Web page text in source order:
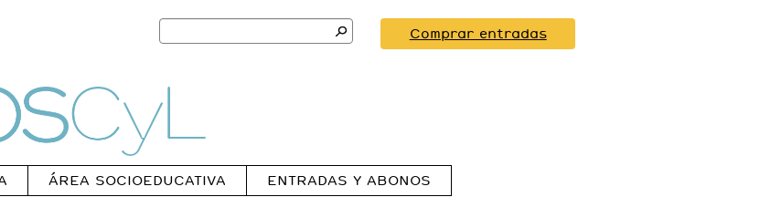
Search
for:
Comprar entradas
ÁREA SOCIOEDUCATIVA ENTRADAS Y ABONOS